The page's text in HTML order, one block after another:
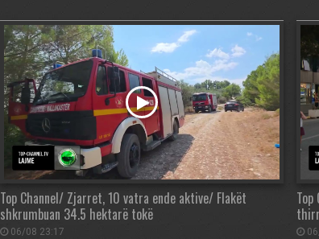
Top Channel/ Zjarret, 10 vatra ende aktive/ Flakët
shkrumbuan 34.5 hektarë tokë
06/08 23:17